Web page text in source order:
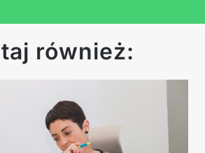
również: